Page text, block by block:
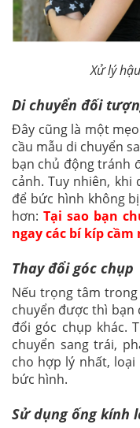
Xử lý
Di chuyển đối
Đây cũng là một
cầu mẫu di chuyển
bạn chủ động tránh
cảnh. Tuy nhiên, khi
để bức hình không
hơn: Tại sao bạn
ngay các bí kíp
Thay đổi góc chụp
Nếu trọng tâm
chuyển được thì bạn
đổi góc chụp khác.
chuyển sang trái,
cho hợp lý nhất,
bức hình.
Sử dụng ống kính